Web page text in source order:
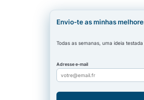
Envio-te as minhas
Todas as semanas, uma ideia
Adresse e-mail